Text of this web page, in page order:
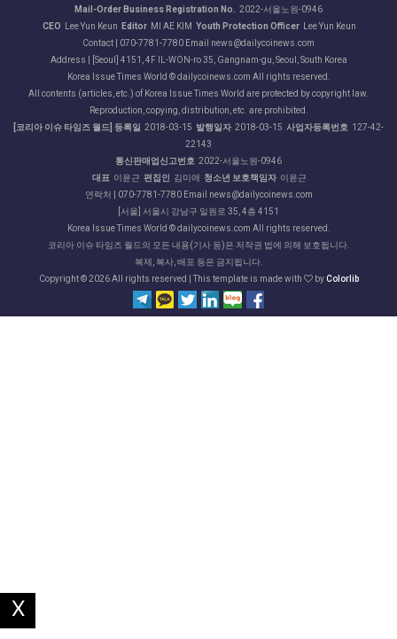
Mail-Order Business Registration No.
2022-서울노원-0946
CEO Lee Yun Keun Editor MI AE KIM Youth Protection Officer Lee Yun Keun
Contact | 070-7781-7780 Email news@dailycoinews.com
Address | [Seoul] 4151, 4F IL-WON-ro 35, Gangnam-gu, Seoul, South Korea
Korea Issue Times World © dailycoinews.com All rights reserved.
All contents (articles, etc.) of Korea Issue Times World are protected by copyright law.
Reproduction, copying, distribution, etc. are prohibited.
[코리아 이슈 타임즈 월드] 등록일 2018-03-15 발행일자 2018-03-15 사업자등록번호 127-42-
22143
통신판매업신고번호 2022-서울노원-0946
대표 이윤근 편집인 김미애 청소년 보호책임자 이윤근
연락처 | 070-7781-7780 Email news@dailycoinews.com
[서울] 서울시 강남구 일원로 35, 4층 4151
Korea Issue Times World © dailycoinews.com All rights reserved.
코리아 이슈 타임즈 월드의 모든 내용(기사 등)은 저작권 법에 의해 보호됩니다.
복제, 복사, 배포 등은 금지됩니다.
Copyright ©2026 All rights reserved | This template is made with byColorlib
X